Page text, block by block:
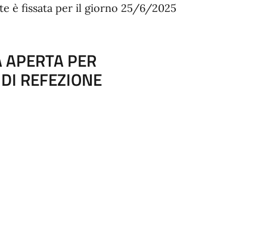
è fissata per il giorno 25/6/2025
PER
REFEZIONE